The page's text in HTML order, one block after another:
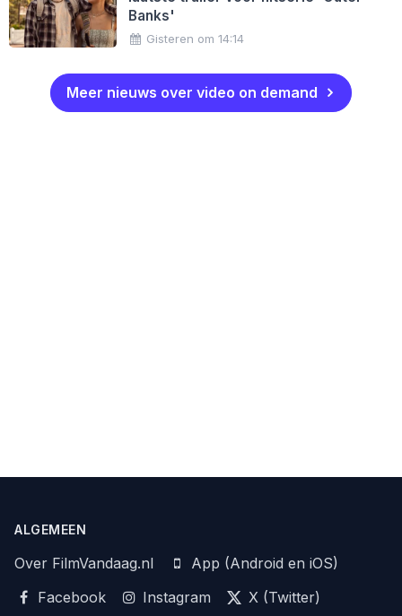
Banks'
Gisteren om 14:14
Meer nieuws over video on demand
ALGEMEEN
Over FilmVandaag.nl
App (Android en iOS)
Facebook
Instagram
X (Twitter)